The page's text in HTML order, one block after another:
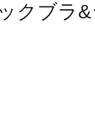
クブラ